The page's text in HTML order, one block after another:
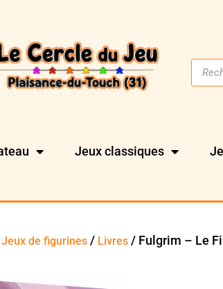
Jeux classiques
Jeux de figurines / Livres / Fulgrim – Le